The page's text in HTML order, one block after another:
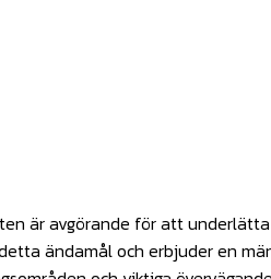
är avgörande för att
ändamål och erbjuder en